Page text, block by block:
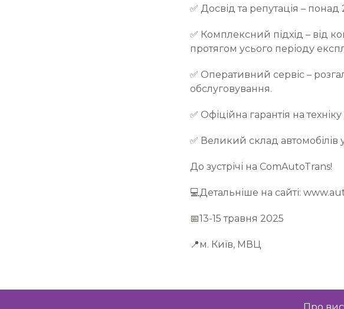
✅ Досвід та репутація – понад
✅ Комплексний підхід – від
протягом усього періоду
✅ Оперативний сервіс –
обслуговування.
✅ Офіційна гарантія на
✅ Великий склад автомобілів
До зустрічі на ComAutoTrans!
💻Детальніше на сайті:
📅13-15 травня 2025
📍м. Київ, МВЦ